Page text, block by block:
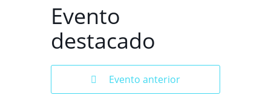
Evento
destacado
Evento anterior